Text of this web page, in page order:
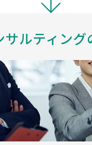
サルティング